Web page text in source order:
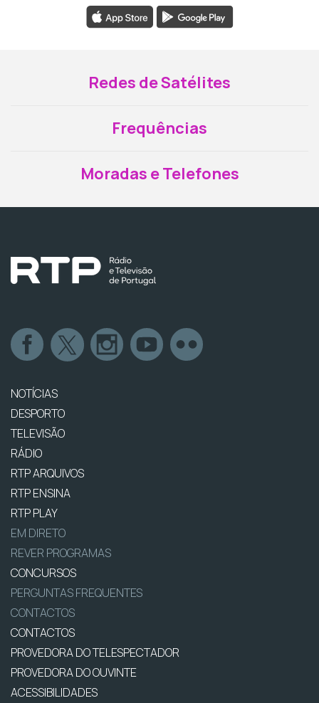
Redes de Satélites
Frequências
Moradas e Telefones
NOTÍCIAS
DESPORTO
TELEVISÃO
RÁDIO
RTP ARQUIVOS
RTP ENSINA
RTP PLAY
EM DIRETO
REVER PROGRAMAS
CONCURSOS
PERGUNTAS FREQUENTES
CONTACTOS
CONTACTOS
PROVEDORA DO TELESPECTADOR
PROVEDORA DO OUVINTE
ACESSIBILIDADES